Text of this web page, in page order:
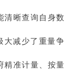
清晰查询自身数
减少了重量争
精准计量、按量